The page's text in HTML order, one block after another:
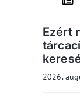
Ezért
2026.